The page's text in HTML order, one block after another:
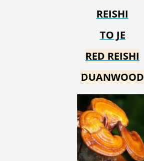
REISHI
TO JE
RED REISHI
DUANWOOD